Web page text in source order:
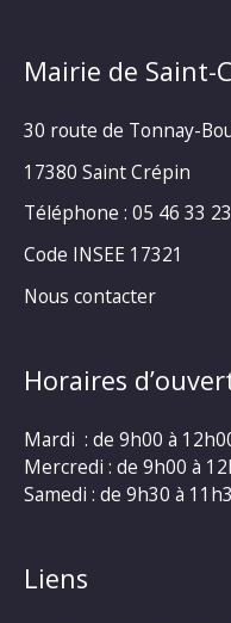
Mairie de Saint-
30 route de Tonnay-
17380 Saint Crépin
Téléphone : 05 46 33
Code INSEE 17321
Nous contacter
Horaires
Mardi : de 9h00 à
Mercredi : de 9h00 à
Samedi : de 9h30 à
Liens